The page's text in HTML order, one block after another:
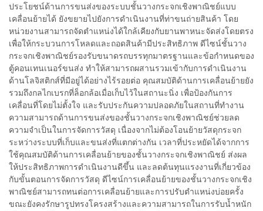
ประโยชน์ด้านการขนส่งของระบบชั้นวางกระจกเชิงพาณิชย์แบบ
เคลื่อนย้ายได้ ยังขยายไปยังการดำเนินงานที่ท่าขนถ่ายสินค้า โดย
หน่วยงานสามารถจัดตำแหน่งได้ใกล้เคียงกับยานพาหนะจัดส่งโดยตรง
เพื่อให้กระบวนการโหลดและถอดสินค้ามีประสิทธิภาพ ดีไซน์ชั้นวาง
กระจกเชิงพาณิชย์รองรับขนาดรถบรรทุกมาตรฐานและข้อกำหนดของ
ตู้คอนเทนเนอร์ขนส่ง ทำให้สามารถผสานรวมเข้ากับการดำเนินงาน
ด้านโลจิสติกส์ที่มีอยู่ได้อย่างไร้รอยต่อ คุณสมบัติด้านการเคลื่อนย้ายยัง
รวมถึงกลไกเบรกที่ล็อกล้อเมื่อเก็บไว้ในสถานะนิ่ง เพื่อป้องกันการ
เคลื่อนที่โดยไม่ตั้งใจ และรับประกันความปลอดภัยในสถานที่ทำงาน
ความสามารถด้านการขนส่งของชั้นวางกระจกเชิงพาณิชย์ช่วยลด
ความจำเป็นในการจัดการวัสดุ เนื่องจากไม่ต้องโอนย้ายวัสดุกระจก
ระหว่างระบบที่เก็บและขนส่งที่แตกต่างกัน เวลาที่ประหยัดได้จากการ
ใช้คุณสมบัติด้านการเคลื่อนย้ายของชั้นวางกระจกเชิงพาณิชย์ ส่งผล
ให้ประสิทธิภาพการดำเนินงานดีขึ้น และลดต้นทุนแรงงานที่เกี่ยวข้อง
กับขั้นตอนการจัดการวัสดุ ดีไซน์การเคลื่อนย้ายของชั้นวางกระจกเชิง
พาณิชย์สามารถทนต่อการเคลื่อนย้ายและการปรับตำแหน่งบ่อยครั้ง
ขณะยังคงรักษารูปทรงโครงสร้างและความสามารถในการรับน้ำหนัก